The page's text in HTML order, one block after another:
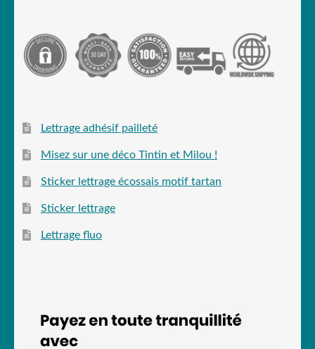
Lettrage adhésif pailleté
Misez sur une déco Tintin et Milou !
Sticker lettrage écossais motif tartan
Sticker lettrage
Lettrage fluo